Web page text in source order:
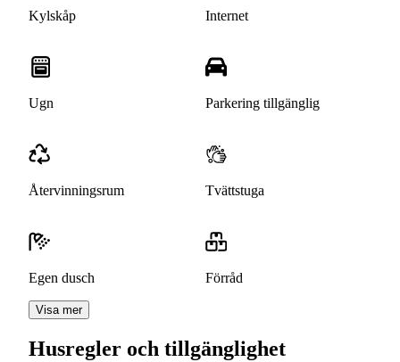
Kylskåp Internet
Ugn Parkering tillgänglig
Återvinningsrum Tvättstuga
Egen dusch Förråd
Visa mer
Husregler och tillgänglighet